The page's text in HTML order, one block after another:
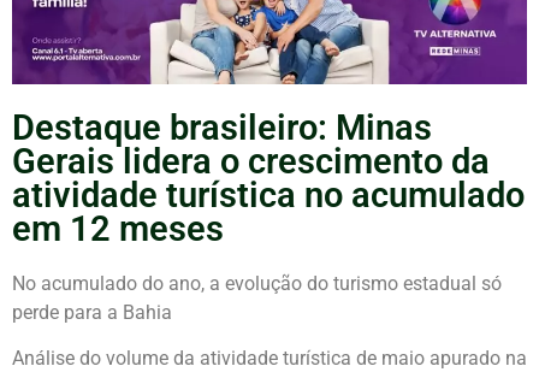
Destaque brasileiro: Minas
Gerais lidera o crescimento da
atividade turística no acumulado
em 12 meses
No acumulado do ano, a evolução do turismo estadual só
perde para a Bahia
Análise do volume da atividade turística de maio apurado na